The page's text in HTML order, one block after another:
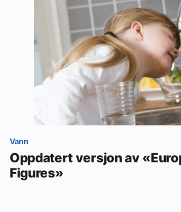
Vann
Oppdatert versjon av
Figures»